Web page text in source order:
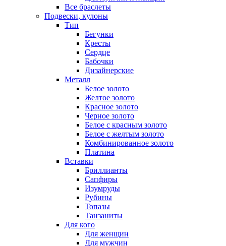
Все браслеты
Подвески, кулоны
Тип
Бегунки
Кресты
Сердце
Бабочки
Дизайнерские
Металл
Белое золото
Желтое золото
Красное золото
Черное золото
Белое с красным золото
Белое с желтым золото
Комбинированное золото
Платина
Вставки
Бриллианты
Сапфиры
Изумруды
Рубины
Топазы
Танзаниты
Для кого
Для женщин
Для мужчин